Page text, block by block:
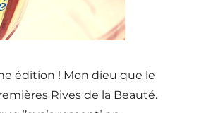
édition ! Mon dieu que le
Rives de la Beauté.